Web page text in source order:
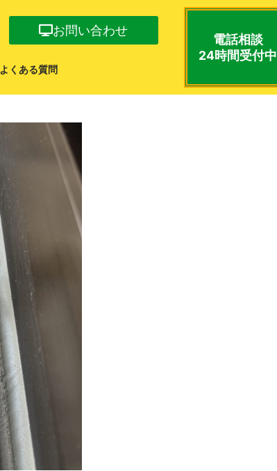
お問い合わせ
よくある質問
電話相談
24時間受付中